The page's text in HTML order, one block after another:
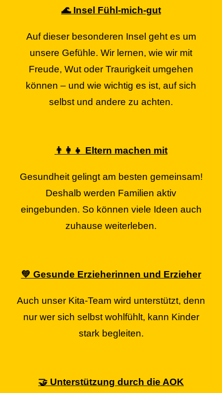
🌊 Insel Fühl-mich-gut
Auf dieser besonderen Insel geht es um
unsere Gefühle. Wir lernen, wie wir mit
Freude, Wut oder Traurigkeit umgehen
können – und wie wichtig es ist, auf sich
selbst und andere zu achten.
👨‍👩‍👧 Eltern machen mit
Gesundheit gelingt am besten gemeinsam!
Deshalb werden Familien aktiv
eingebunden. So können viele Ideen auch
zuhause weiterleben.
💚 Gesunde Erzieherinnen und Erzieher
Auch unser Kita-Team wird unterstützt, denn
nur wer sich selbst wohlfühlt, kann Kinder
stark begleiten.
🤝 Unterstützung durch die AOK